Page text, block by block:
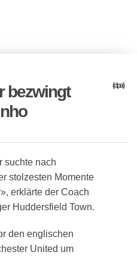
bezwingt
(dpa)
suchte nach
stolzesten Momente
erklärte der Coach
Huddersfield Town.
den englischen
United um